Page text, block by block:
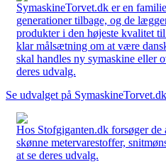
SymaskineTorvet.dk er en
generationer tilbage, og de
produkter i den højeste kvalitet
klar målsætning om at være
skal handles ny symaskine eller
deres udvalg.
Se udvalget på SymaskineTorvet.dk
Hos Stofgiganten.dk forsøger
skønne metervarestoffer,
at se deres udvalg.